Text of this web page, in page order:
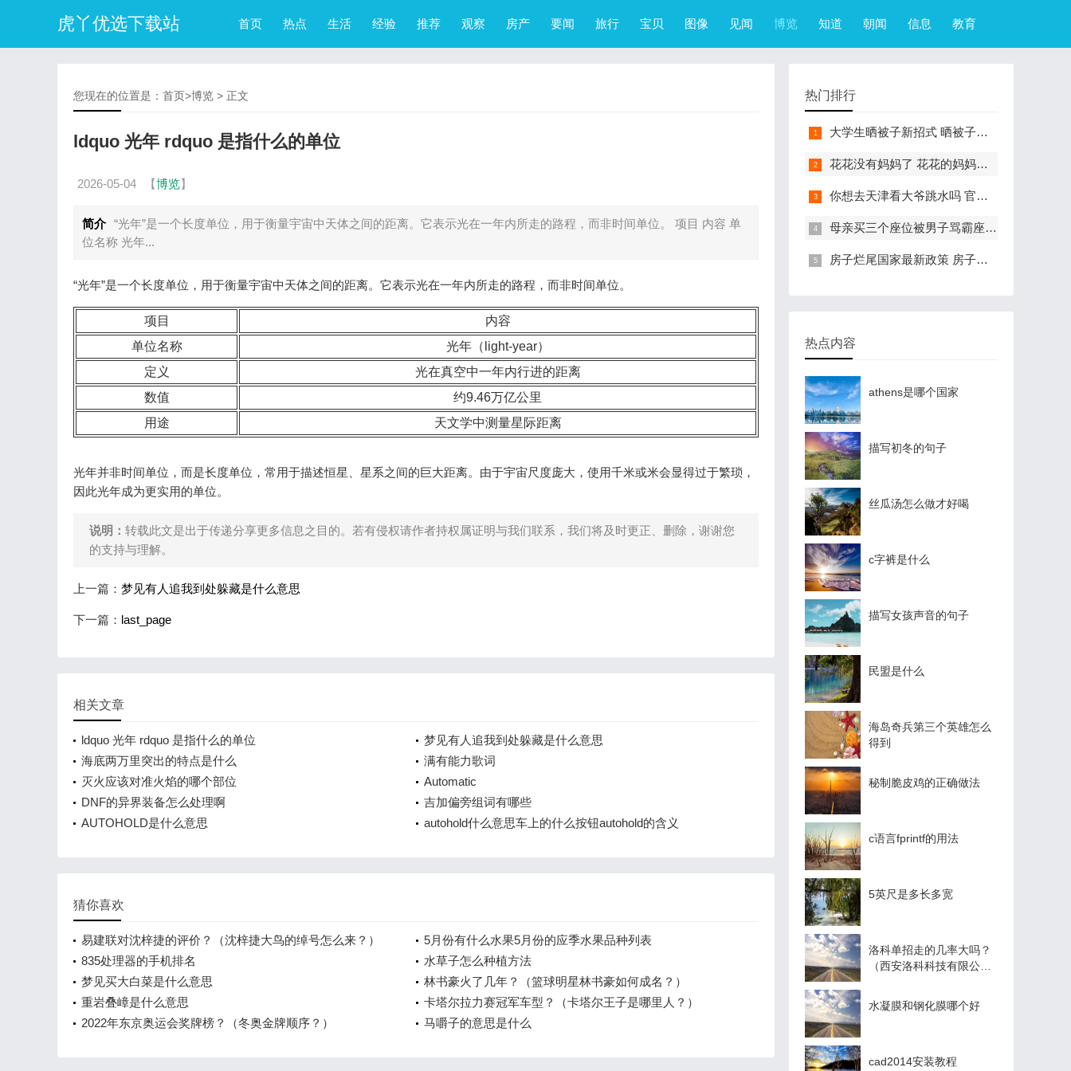
虎丫优选下载站 首页 热点 生活 经验 推荐 观察 房产 要闻 旅行 宝贝 图像 见闻 博览 知道 朝闻 信息 教育
您现在的位置是： 首页>博览 > 正文
ldquo 光年 rdquo 是指什么的单位
2026-05-04 【博览】
简介 “光年”是一个长度单位，用于衡量宇宙中天体之间的距离。它表示光在一年内所走的路程，而非时间单位。 项目 内容 单
位名称 光年...
“光年”是一个长度单位，用于衡量宇宙中天体之间的距离。它表示光在一年内所走的路程，而非时间单位。
项目
内容
单位名称
光年（light-year）
定义
光在真空中一年内行进的距离
数值
约9.46万亿公里
用途
天文学中测量星际距离
光年并非时间单位，而是长度单位，常用于描述恒星、星系之间的巨大距离。由于宇宙尺度庞大，使用千米或米会显得过于繁琐，
因此光年成为更实用的单位。
说明： 转载此文是出于传递分享更多信息之目的。若有侵权请作者持权属证明与我们联系，我们将及时更正、删除，谢谢您
的支持与理解。
上一篇： 梦见有人追我到处躲藏是什么意思
下一篇： last_page
相关文章
ldquo 光年 rdquo 是指什么的单位
梦见有人追我到处躲藏是什么意思
海底两万里突出的特点是什么
满有能力歌词
灭火应该对准火焰的哪个部位
Automatic
DNF的异界装备怎么处理啊
吉加偏旁组词有哪些
AUTOHOLD是什么意思
autohold什么意思车上的什么按钮autohold的含义
猜你喜欢
易建联对沈梓捷的评价？（沈梓捷大鸟的绰号怎么来？）
5月份有什么水果5月份的应季水果品种列表
835处理器的手机排名
水草子怎么种植方法
梦见买大白菜是什么意思
林书豪火了几年？（篮球明星林书豪如何成名？）
重岩叠嶂是什么意思
卡塔尔拉力赛冠军车型？（卡塔尔王子是哪里人？）
2022年东京奥运会奖牌榜？（冬奥金牌顺序？）
马嚼子的意思是什么
热门排行
大学生晒被子新招式 晒被子新花样实在太机智
花花没有妈妈了 花花的妈妈是哪只大熊猫
你想去天津看大爷跳水吗 官方回应天津大爷跳水成打卡点
母亲买三个座位被男子骂霸座 女子买3个座位被无座大爷骂哭怎么回事
房子烂尾国家最新政策 房子烂尾了该找哪个部门解决?
热点内容
athens是哪个国家
描写初冬的句子
丝瓜汤怎么做才好喝
c字裤是什么
描写女孩声音的句子
民盟是什么
海岛奇兵第三个英雄怎么
得到
秘制脆皮鸡的正确做法
c语言fprintf的用法
5英尺是多长多宽
洛科单招走的几率大吗？
（西安洛科科技有限公司
水凝膜和钢化膜哪个好
cad2014安装教程